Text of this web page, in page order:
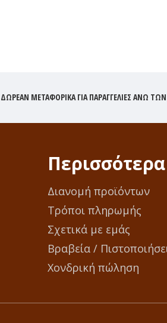
ΔΩΡΕΆΝ ΜΕΤΑΦΟΡΙΚΆ ΓΙΑ ΠΑΡΑΓΓΕΛΊΕΣ ΑΝΩ ΤΩΝ
Περισσότερα
Διανομή προϊόντων
Τρόποι πληρωμής
Σχετικά με εμάς
Βραβεία /
Χονδρική πώληση